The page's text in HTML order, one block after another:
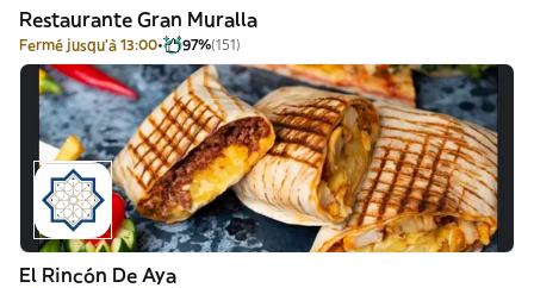
Restaurante Gran Muralla
Fermé jusqu'à 13:00 97%(151)
El Rincón De Aya